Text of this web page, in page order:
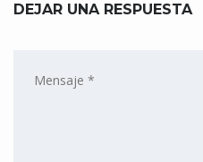
DEJAR UNA RESPUESTA